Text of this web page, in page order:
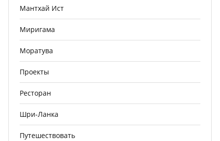
Мантхай Ист
Миригама
Моратува
Проекты
Ресторан
Шри-Ланка
Путешествовать